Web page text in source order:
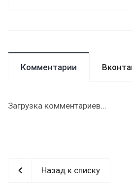
Комментарии
Загрузка комментариев...
Назад к списку